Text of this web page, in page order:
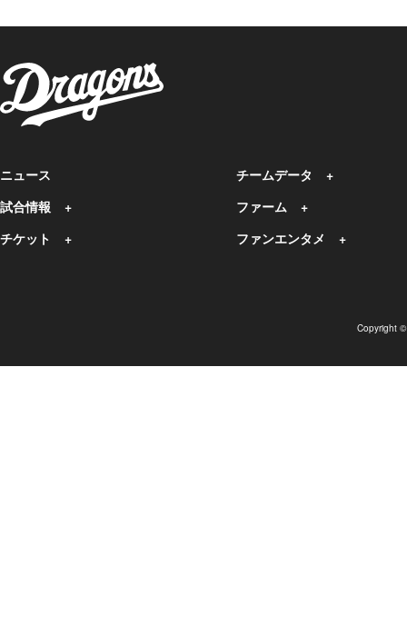
ニュース
試合情報
チケット
チームデータ
ファーム
ファンエンタメ
Copyright